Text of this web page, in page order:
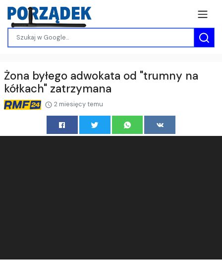
Żona byłego adwokata od "trumny na
kółkach" zatrzymana
2 miesięcy temu